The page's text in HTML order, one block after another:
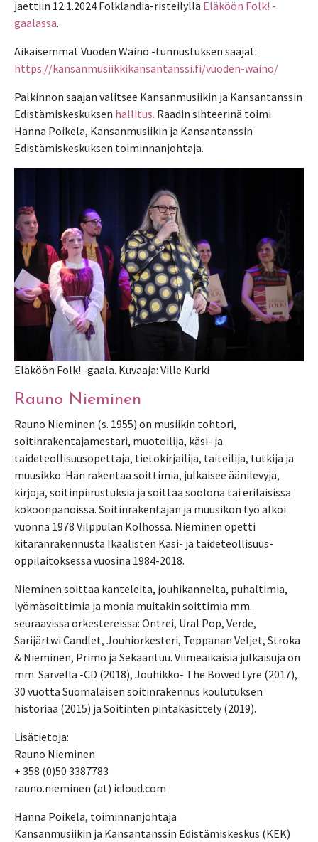
jaettiin 12.1.2024 Folklandia-risteilyllä Eläköön Folk! -
gaalassa.
Aikaisemmat Vuoden Wäinö -tunnustuksen saajat:
https://kansanmusiikkikansantanssi.fi/vuoden-waino/
Palkinnon saajan valitsee Kansanmusiikin ja Kansantanssin
Edistämiskeskuksen hallitus. Raadin sihteerinä toimi
Hanna Poikela, Kansanmusiikin ja Kansantanssin
Edistämiskeskuksen toiminnanjohtaja.
Eläköön Folk! -gaala. Kuvaaja: Ville Kurki
Rauno Nieminen
Rauno Nieminen (s. 1955) on musiikin tohtori,
soitinrakentajamestari, muotoilija, käsi- ja
taideteollisuusopettaja, tietokirjailija, taiteilija, tutkija ja
muusikko. Hän rakentaa soittimia, julkaisee äänilevyjä,
kirjoja, soitinpiirustuksia ja soittaa soolona tai erilaisissa
kokoonpanoissa. Soitinrakentajan ja muusikon työ alkoi
vuonna 1978 Vilppulan Kolhossa. Nieminen opetti
kitaranrakennusta Ikaalisten Käsi- ja taideteollisuus-
oppilaitoksessa vuosina 1984-2018.
Nieminen soittaa kanteleita, jouhikannelta, puhaltimia,
lyömäsoittimia ja monia muitakin soittimia mm.
seuraavissa orkestereissa: Ontrei, Ural Pop, Verde,
Sarijärtwi Candlet, Jouhiorkesteri, Teppanan Veljet, Stroka
& Nieminen, Primo ja Sekaantuu. Viimeaikaisia julkaisuja on
mm. Sarvella -CD (2018), Jouhikko- The Bowed Lyre (2017),
30 vuotta Suomalaisen soitinrakennus koulutuksen
historiaa (2015) ja Soitinten pintakäsittely (2019).
Lisätietoja:
Rauno Nieminen
+ 358 (0)50 3387783
rauno.nieminen (at) icloud.com
Hanna Poikela, toiminnanjohtaja
Kansanmusiikin ja Kansantanssin Edistämiskeskus (KEK)